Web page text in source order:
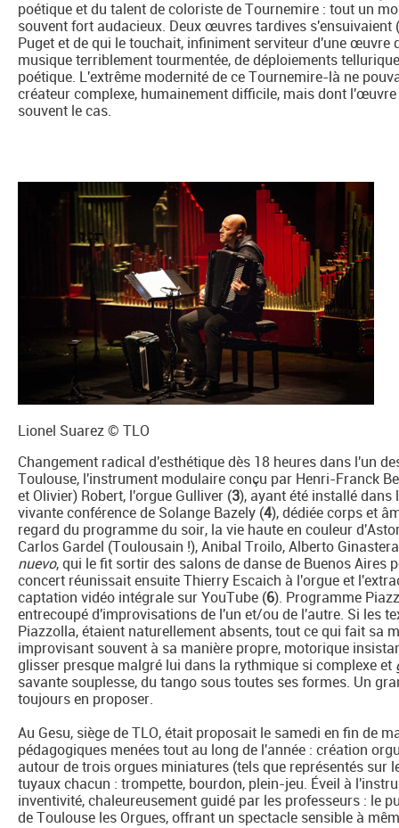
poétique et du talent de coloriste de Tournemire : tout un
souvent fort audacieux. Deux œuvres tardives
Puget et de qui le touchait, infiniment serviteur d'une œuvre
musique terriblement tourmentée, de déploiements
poétique. L'extrême modernité de ce Tournemire-là ne
créateur complexe, humainement difficile, mais dont
souvent le cas.
Lionel Suarez © TLO
Changement radical d'esthétique dès 18 heures dans l'un
Toulouse, l'instrument modulaire conçu par Henri-Franck
et Olivier) Robert, l'orgue Gulliver (3), ayant été installé dans
vivante conférence de Solange Bazely (4), dédiée corps et
regard du programme du soir, la vie haute en couleur
Carlos Gardel (Toulousain !), Anibal Troilo, Alberto
nuevo, qui le fit sortir des salons de danse de Buenos Aires
concert réunissait ensuite Thierry Escaich à l'orgue et
captation vidéo intégrale sur YouTube (6). Programme
entrecoupé d'improvisations de l'un et/ou de l'autre. Si les
Piazzolla, étaient naturellement absents, tout ce qui fait sa
improvisant souvent à sa manière propre, motorique
glisser presque malgré lui dans la rythmique si complexe et
savante souplesse, du tango sous toutes ses formes. Un
toujours en proposer.
Au Gesu, siège de TLO, était proposait le samedi en fin de
pédagogiques menées tout au long de l'année : création
autour de trois orgues miniatures (tels que représentés sur
tuyaux chacun : trompette, bourdon, plein-jeu. Éveil à
inventivité, chaleureusement guidé par les professeurs : le
de Toulouse les Orgues, offrant un spectacle sensible à